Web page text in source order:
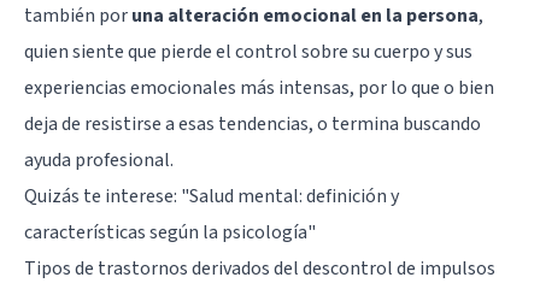
también poruna alteración emocional en la persona,
quien siente que pierde el control sobre su cuerpo y sus
experiencias emocionales más intensas, por lo que o bien
deja de resistirse a esas tendencias, o termina buscando
ayuda profesional.
Quizás te interese: "Salud mental: definición y
características según la psicología"
Tipos de trastornos derivados del descontrol de impulsos